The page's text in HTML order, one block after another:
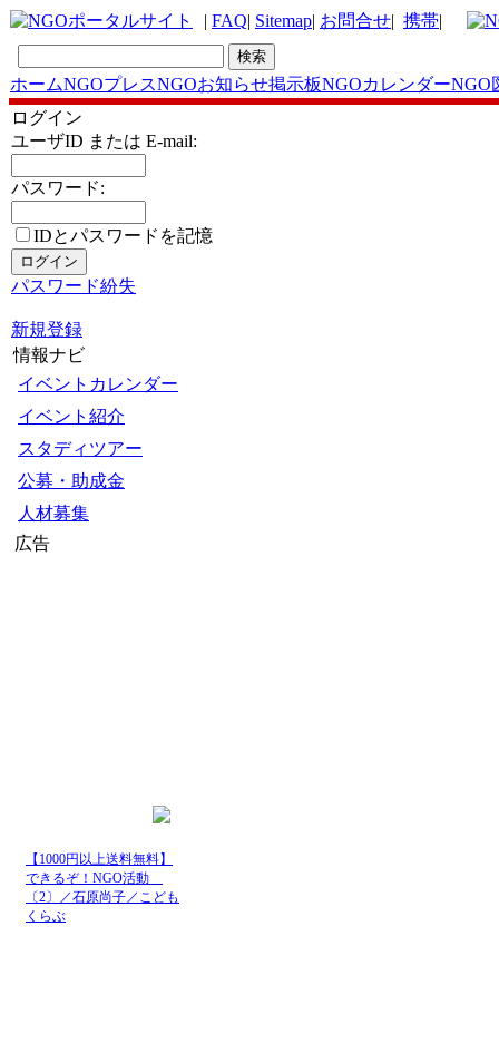
| FAQ| Sitemap| お問合せ| 携帯|
ホームNGOプレスNGOお知らせ掲示板NGOカレンダーNGO
ログイン
ユーザID または E-mail:
パスワード:
IDとパスワードを記憶
パスワード紛失
新規登録
情報ナビ
イベントカレンダー
イベント紹介
スタディツアー
公募・助成金
人材募集
広告